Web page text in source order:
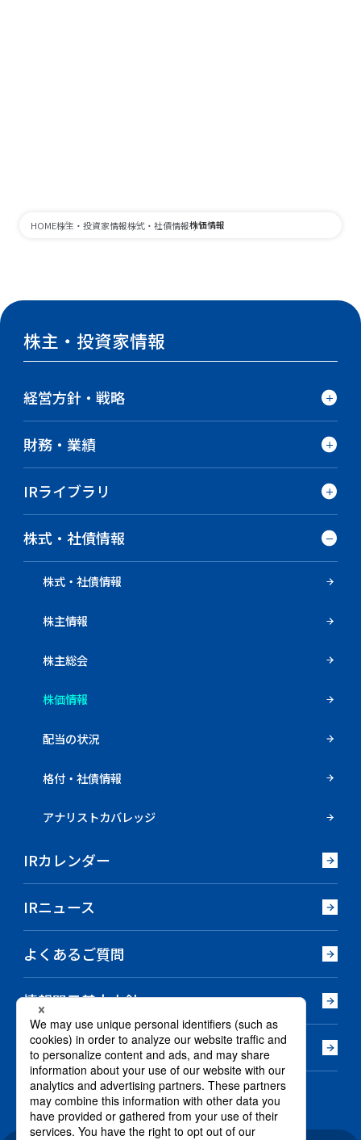
HOME株主・投資家情報株式・社債情報株価情報
株主・投資家情報
経営方針・戦略
財務・業績
IRライブラリ
株式・社債情報
株式・社債情報
株主情報
株主総会
株価情報
配当の状況
格付・社債情報
アナリストカバレッジ
IRカレンダー
IRニュース
よくあるご質問
情報開示基本方針
電子公告